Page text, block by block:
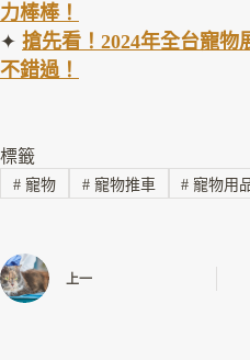
力棒棒！
✦ 搶先看！2024年全台寵物
不錯過！
標籤
#寵物 #寵物推車 # 寵物用
上一